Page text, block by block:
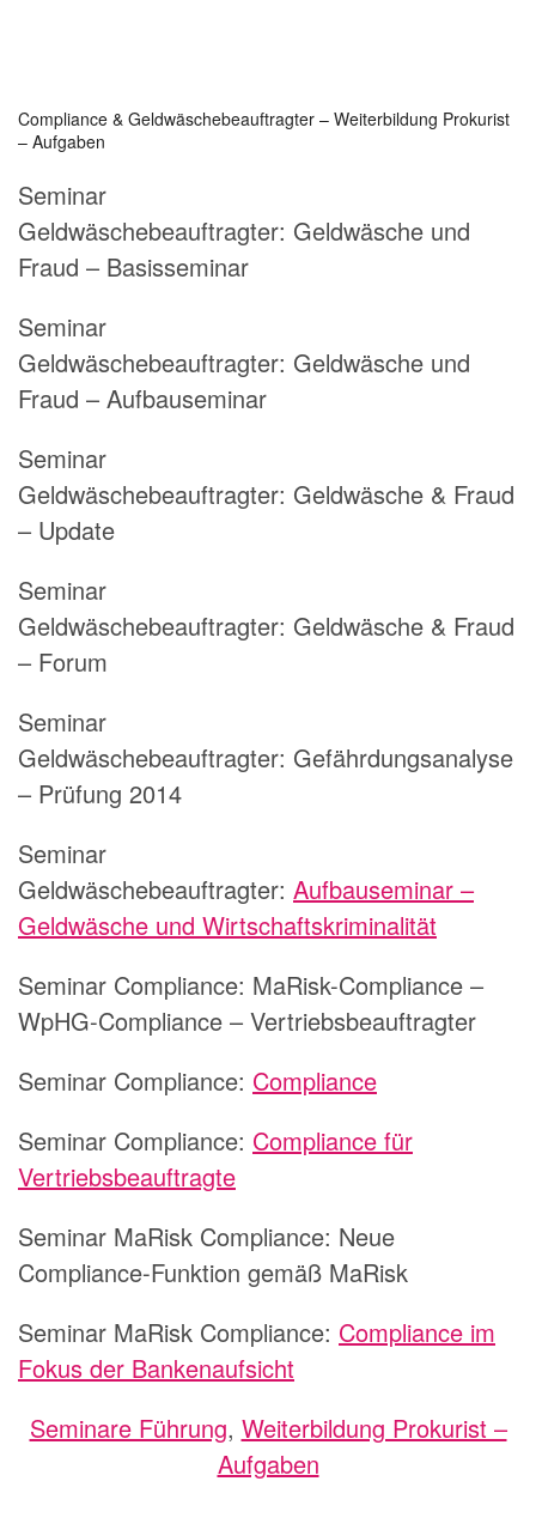
Compliance & Geldwäschebeauftragter – Weiterbildung Prokurist
– Aufgaben
Seminar
Geldwäschebeauftragter: Geldwäsche und
Fraud – Basisseminar
Seminar
Geldwäschebeauftragter: Geldwäsche und
Fraud – Aufbauseminar
Seminar
Geldwäschebeauftragter: Geldwäsche & Fraud
– Update
Seminar
Geldwäschebeauftragter: Geldwäsche & Fraud
– Forum
Seminar
Geldwäschebeauftragter: Gefährdungsanalyse
– Prüfung 2014
Seminar
Geldwäschebeauftragter: Aufbauseminar –
Geldwäsche und Wirtschaftskriminalität
Seminar Compliance: MaRisk-Compliance –
WpHG-Compliance – Vertriebsbeauftragter
Seminar Compliance: Compliance
Seminar Compliance: Compliance für
Vertriebsbeauftragte
Seminar MaRisk Compliance: Neue
Compliance-Funktion gemäß MaRisk
Seminar MaRisk Compliance: Compliance im
Fokus der Bankenaufsicht
Seminare Führung, Weiterbildung Prokurist –
Aufgaben